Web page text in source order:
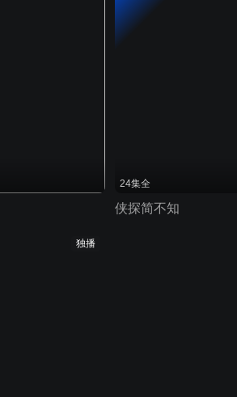
24集全
侠探简不知
独播